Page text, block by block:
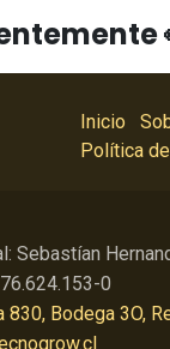
Inicio
Política
Sebastían
0
Bodega 3O,